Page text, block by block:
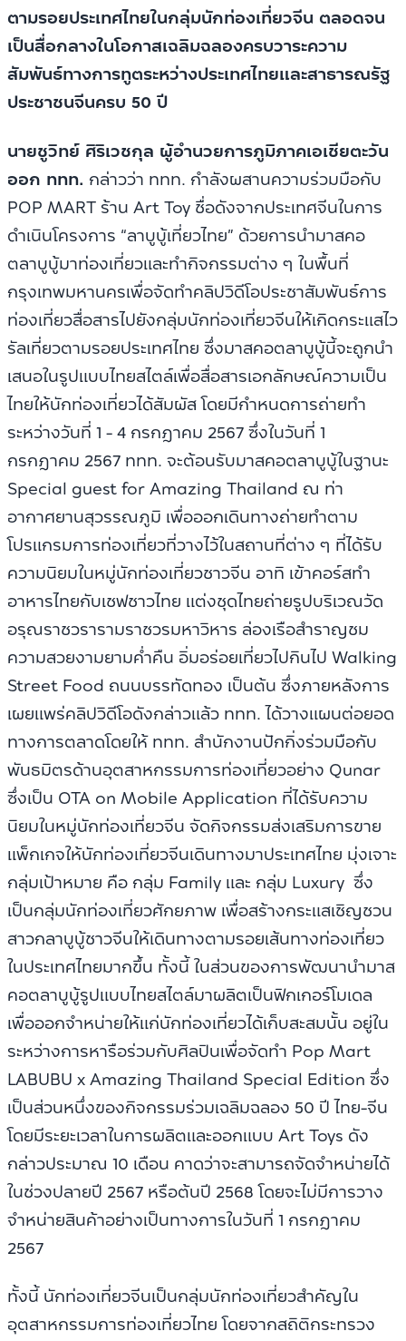
ตามรอยประเทศไทยในกลุ่มนักท่องเที่ยวจีน ตลอดจน
เป็นสื่อกลางในโอกาสเฉลิมฉลองครบวาระความ
สัมพันธ์ทางการทูตระหว่างประเทศไทยและสาธารณรัฐ
ประชาชนจีนครบ 50 ปี
นายชูวิทย์ ศิริเวชกุล ผู้อำนวยการภูมิภาคเอเชียตะวัน
ออก ททท. กล่าวว่า ททท. กำลังผสานความร่วมมือกับ
POP MART ร้าน Art Toy ชื่อดังจากประเทศจีนในการ
ดำเนินโครงการ “ลาบูบู้เที่ยวไทย” ด้วยการนำมาสคอ
ตลาบูบู้มาท่องเที่ยวและทำกิจกรรมต่าง ๆ ในพื้นที่
กรุงเทพมหานครเพื่อจัดทำคลิปวิดีโอประชาสัมพันธ์การ
ท่องเที่ยวสื่อสารไปยังกลุ่มนักท่องเที่ยวจีนให้เกิดกระแสไว
รัลเที่ยวตามรอยประเทศไทย ซึ่งมาสคอตลาบูบู้นี้จะถูกนำ
เสนอในรูปแบบไทยสไตล์เพื่อสื่อสารเอกลักษณ์ความเป็น
ไทยให้นักท่องเที่ยวได้สัมผัส โดยมีกำหนดการถ่ายทำ
ระหว่างวันที่ 1 - 4 กรกฎาคม 2567 ซึ่งในวันที่ 1
กรกฎาคม 2567 ททท. จะต้อนรับมาสคอตลาบูบู้ในฐานะ
Special guest for Amazing Thailand ณ ท่า
อากาศยานสุวรรณภูมิ เพื่อออกเดินทางถ่ายทำตาม
โปรแกรมการท่องเที่ยวที่วางไว้ในสถานที่ต่าง ๆ ที่ได้รับ
ความนิยมในหมู่นักท่องเที่ยวชาวจีน อาทิ เข้าคอร์สทำ
อาหารไทยกับเชฟชาวไทย แต่งชุดไทยถ่ายรูปบริเวณวัด
อรุณราชวรารามราชวรมหาวิหาร ล่องเรือสำราญชม
ความสวยงามยามค่ำคืน อิ่มอร่อยเที่ยวไปกินไป Walking
Street Food ถนนบรรทัดทอง เป็นต้น ซึ่งภายหลังการ
เผยแพร่คลิปวิดีโอดังกล่าวแล้ว ททท. ได้วางแผนต่อยอด
ทางการตลาดโดยให้ ททท. สำนักงานปักกิ่งร่วมมือกับ
พันธมิตรด้านอุตสาหกรรมการท่องเที่ยวอย่าง Qunar
ซึ่งเป็น OTA on Mobile Application ที่ได้รับความ
นิยมในหมู่นักท่องเที่ยวจีน จัดกิจกรรมส่งเสริมการขาย
แพ็กเกจให้นักท่องเที่ยวจีนเดินทางมาประเทศไทย มุ่งเจาะ
กลุ่มเป้าหมาย คือ กลุ่ม Family และ กลุ่ม Luxury ซึ่ง
เป็นกลุ่มนักท่องเที่ยวศักยภาพ เพื่อสร้างกระแสเชิญชวน
สาวกลาบูบู้ชาวจีนให้เดินทางตามรอยเส้นทางท่องเที่ยว
ในประเทศไทยมากขึ้น ทั้งนี้ ในส่วนของการพัฒนานำมาส
คอตลาบูบู้รูปแบบไทยสไตล์มาผลิตเป็นฟิกเกอร์โมเดล
เพื่อออกจำหน่ายให้แก่นักท่องเที่ยวได้เก็บสะสมนั้น อยู่ใน
ระหว่างการหารือร่วมกับศิลปินเพื่อจัดทำ Pop Mart
LABUBU x Amazing Thailand Special Edition ซึ่ง
เป็นส่วนหนึ่งของกิจกรรมร่วมเฉลิมฉลอง 50 ปี ไทย-จีน
โดยมีระยะเวลาในการผลิตและออกแบบ Art Toys ดัง
กล่าวประมาณ 10 เดือน คาดว่าจะสามารถจัดจำหน่ายได้
ในช่วงปลายปี 2567 หรือต้นปี 2568 โดยจะไม่มีการวาง
จำหน่ายสินค้าอย่างเป็นทางการในวันที่ 1 กรกฎาคม
2567
ทั้งนี้ นักท่องเที่ยวจีนเป็นกลุ่มนักท่องเที่ยวสำคัญใน
อุตสาหกรรมการท่องเที่ยวไทย โดยจากสถิติกระทรวง